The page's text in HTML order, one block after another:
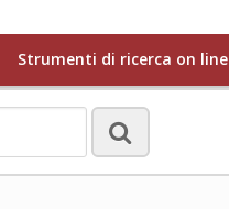
Strumenti di ricerca on line